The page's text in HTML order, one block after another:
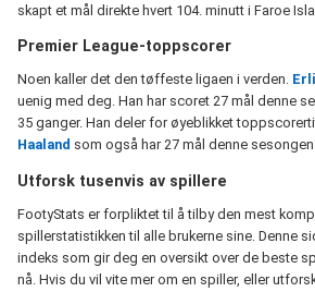
skapt et mål direkte hvert 104. minutt i Faroe
Premier League-toppscorer
Noen kaller det den tøffeste ligaen i verden.
uenig med deg. Han har scoret 27 mål denne
35 ganger. Han deler for øyeblikket
Haaland som også har 27 mål denne
Utforsk tusenvis av spillere
FootyStats er forpliktet til å tilby den mest
spillerstatistikken til alle brukerne sine. Denne
indeks som gir deg en oversikt over de beste
nå. Hvis du vil vite mer om en spiller, eller